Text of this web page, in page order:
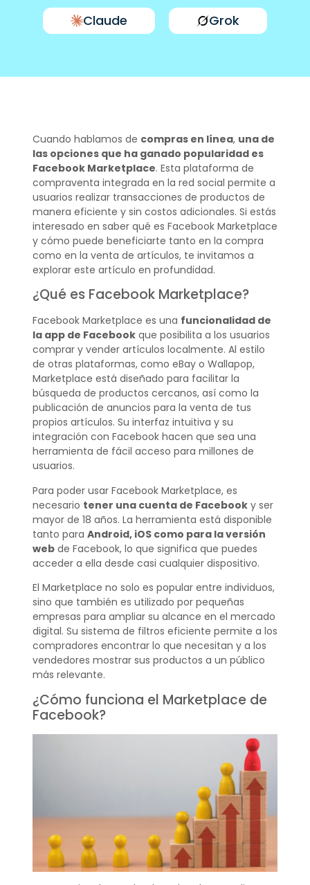
Claude Grok
Cuando hablamos de compras en línea, una de
las opciones que ha ganado popularidad es
Facebook Marketplace. Esta plataforma de
compraventa integrada en la red social permite a
usuarios realizar transacciones de productos de
manera eficiente y sin costos adicionales. Si estás
interesado en saber qué es Facebook Marketplace
y cómo puede beneficiarte tanto en la compra
como en la venta de artículos, te invitamos a
explorar este artículo en profundidad.
¿Qué es Facebook Marketplace?
Facebook Marketplace es una funcionalidad de
la app de Facebookque posibilita a los usuarios
comprar y vender artículos localmente. Al estilo
de otras plataformas, como eBay o Wallapop,
Marketplace está diseñado para facilitar la
búsqueda de productos cercanos, así como la
publicación de anuncios para la venta de tus
propios artículos. Su interfaz intuitiva y su
integración con Facebook hacen que sea una
herramienta de fácil acceso para millones de
usuarios.
Para poder usar Facebook Marketplace, es
necesario tener una cuenta de Facebooky ser
mayor de 18 años. La herramienta está disponible
tanto para Android, iOS como para la versión
webde Facebook, lo que significa que puedes
acceder a ella desde casi cualquier dispositivo.
El Marketplace no solo es popular entre individuos,
sino que también es utilizado por pequeñas
empresas para ampliar su alcance en el mercado
digital. Su sistema de filtros eficiente permite a los
compradores encontrar lo que necesitan y a los
vendedores mostrar sus productos a un público
más relevante.
¿Cómo funciona el Marketplace de
Facebook?